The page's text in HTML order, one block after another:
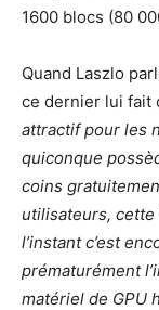
1600 blocs (80
Quand Laszlo
ce dernier lui fait
attractif pour les
quiconque
coins
utilisateurs,
l’instant c’est
prématurément
matériel de GPU